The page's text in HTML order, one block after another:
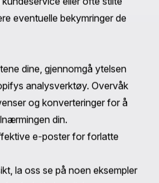
øke engasjementet. Bruk
de har sett på, og
ditt basert på deres
om varene som er forlatt i
påminnelsen kan
til kjøpet sitt.
eller attester relatert til